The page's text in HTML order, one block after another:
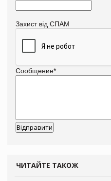
Захист від СПАМ
Сообщение*
ЧИТАЙТЕ ТАКОЖ